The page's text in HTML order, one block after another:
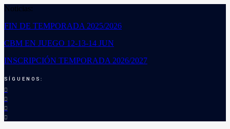
Noticias:
FIN DE TEMPORADA 2025/2026
CBM EN JUEGO 12-13-14 JUN
INSCRIPCIÓN TEMPORADA 2026/2027
SÍGUENOS: